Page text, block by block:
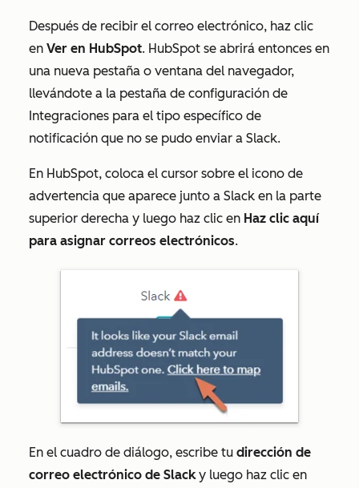
Después de recibir el correo electrónico, haz clic
en Ver en HubSpot. HubSpot se abrirá entonces en
una nueva pestaña o ventana del navegador,
llevándote a la pestaña de configuración de
Integraciones para el tipo específico de
notificación que no se pudo enviar a Slack.
En HubSpot, coloca el cursor sobre el icono de
advertencia que aparece junto a Slack en la parte
superior derecha y luego haz clic en Haz clic aquí
para asignar correos electrónicos.
En el cuadro de diálogo, escribe tu dirección de
correo electrónico de Slacky luego haz clic en